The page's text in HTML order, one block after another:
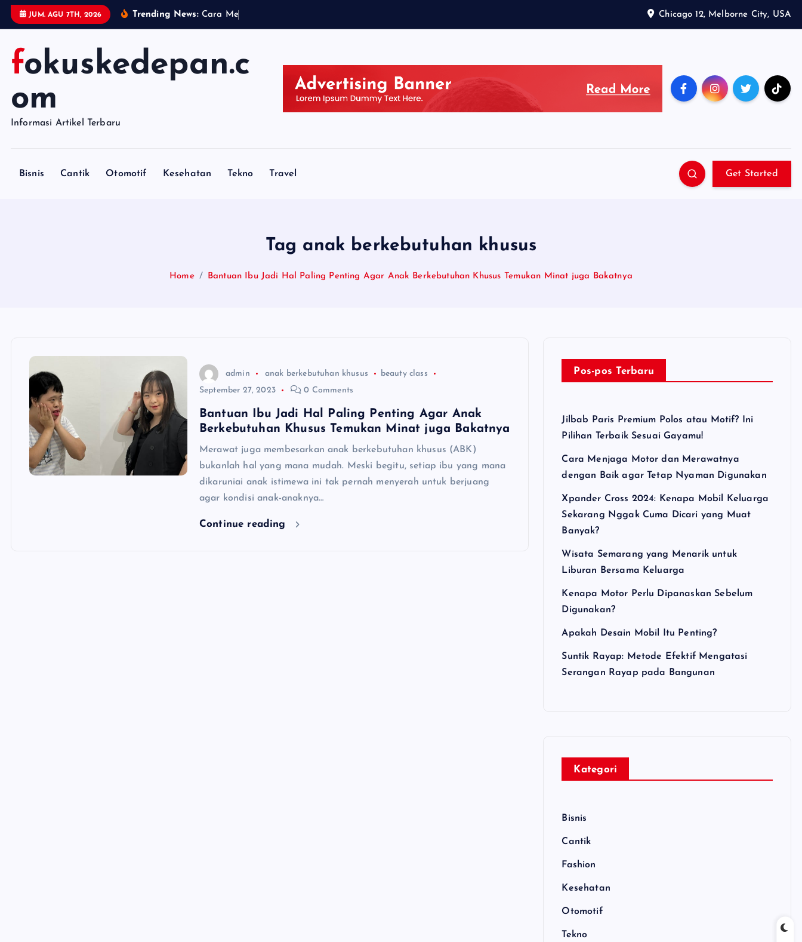
JUM. AGU 7TH, 2026 Trending News: Cara Me Chicago 12, Melborne City, USA
fokuskedepan.c
om
Informasi Artikel Terbaru
Bisnis Cantik Otomotif Kesehatan Tekno Travel Get Started
Tag anak berkebutuhan khusus
Home Bantuan Ibu Jadi Hal Paling Penting Agar Anak Berkebutuhan Khusus Temukan Minat juga Bakatnya
admin anak berkebutuhan khusus
beauty class
September 27, 2023
0 Comments
Bantuan Ibu Jadi Hal Paling Penting Agar Anak
Berkebutuhan Khusus Temukan Minat juga Bakatnya
Merawat juga membesarkan anak berkebutuhan khusus (ABK)
bukanlah hal yang mana mudah. Meski begitu, setiap ibu yang mana
dikaruniai anak istimewa ini tak pernah menyerah untuk berjuang
agar kondisi anak-anaknya…
Continue reading
Pos-pos Terbaru
Jilbab Paris Premium Polos atau Motif? Ini
Pilihan Terbaik Sesuai Gayamu!
Cara Menjaga Motor dan Merawatnya
dengan Baik agar Tetap Nyaman Digunakan
Xpander Cross 2024: Kenapa Mobil Keluarga
Sekarang Nggak Cuma Dicari yang Muat
Banyak?
Wisata Semarang yang Menarik untuk
Liburan Bersama Keluarga
Kenapa Motor Perlu Dipanaskan Sebelum
Digunakan?
Apakah Desain Mobil Itu Penting?
Suntik Rayap: Metode Efektif Mengatasi
Serangan Rayap pada Bangunan
Kategori
Bisnis
Cantik
Fashion
Kesehatan
Otomotif
Tekno